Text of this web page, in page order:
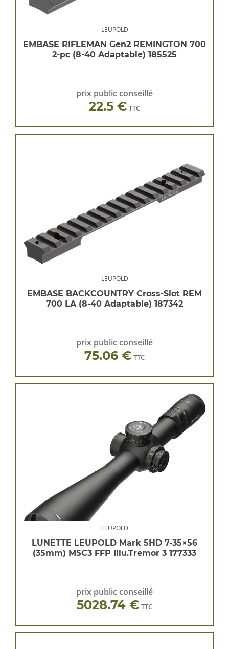
LEUPOLD
EMBASE RIFLEMAN Gen2 REMINGTON 700
2-pc (8-40 Adaptable) 185525
prix public conseillé
22.5 € TTC
LEUPOLD
EMBASE BACKCOUNTRY Cross-Slot REM
700 LA (8-40 Adaptable) 187342
prix public conseillé
75.06 € TTC
LEUPOLD
LUNETTE LEUPOLD Mark 5HD 7-35×56
(35mm) M5C3 FFP Illu.Tremor 3 177333
prix public conseillé
5028.74 € TTC